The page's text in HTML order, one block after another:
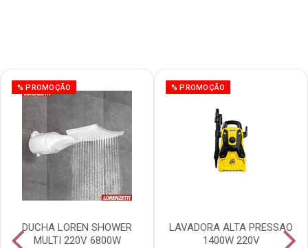
% PROMOÇÃO
DUCHA LOREN SHOWER
MULTI 220V 6800W
% PROMOÇÃO
LAVADORA ALTA PRESSAO
1400W 220V